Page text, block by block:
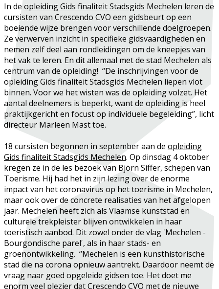
In deopleiding Gids finaliteit Stadsgids Mechelen leren de
cursisten van Crescendo CVO een gidsbeurt op een
boeiende wijze brengen voor verschillende doelgroepen.
Ze verwerven inzicht in specifieke gidsvaardigheden en
nemen zelf deel aan rondleidingen om de kneepjes van
het vak te leren. En dit allemaal met de stad Mechelen als
centrum van de opleiding! “De inschrijvingen voor de
opleiding Gids finaliteit Stadsgids Mechelen liepen vlot
binnen. Voor we het wisten was de opleiding volzet. Het
aantal deelnemers is beperkt, want de opleiding is heel
praktijkgericht en focust op individuele begeleiding”, licht
directeur Marleen Mast toe.
18 cursisten begonnen in september aan de opleiding
Gids finaliteit Stadsgids Mechelen. Op dinsdag 4 oktober
kregen ze in de les bezoek van Björn Siffer, schepen van
Toerisme. Hij had het in zijn lezing over de enorme
impact van het coronavirus op het toerisme in Mechelen,
maar ook over de concrete realisaties van het afgelopen
jaar. Mechelen heeft zich als Vlaamse kunststad en
culturele trekpleister blijven ontwikkelen in haar
toeristisch aanbod. Dit zowel onder de vlag 'Mechelen -
Bourgondische parel', als in haar stads- en
groenontwikkeling. “Mechelen is een kunsthistorische
stad die na corona opnieuw aantrekt. Daardoor neemt de
vraag naar goed opgeleide gidsen toe. Het doet me
enorm veel plezier dat Crescendo CVO met de nieuwe